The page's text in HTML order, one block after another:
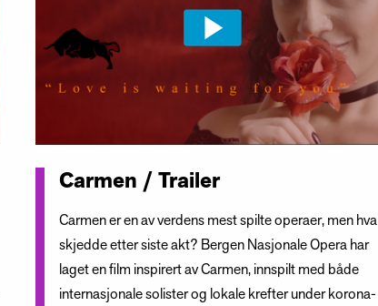
Carmen / Trailer
Carmen er en av verdens mest spilte operaer, men hva
skjedde etter siste akt? Bergen Nasjonale Opera har
laget en film inspirert av Carmen, innspilt med både
internasjonale solister og lokale krefter under korona-